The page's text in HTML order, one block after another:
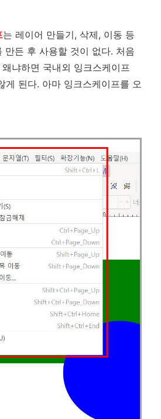
는 레이어 만들기, 삭제, 이동 등
만든 후 사용할 것이 없다. 처음
냐하면 국내외 잉크스케이프
게 된다. 아마 잉크스케이프를 오